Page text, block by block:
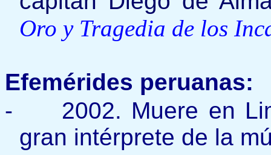
Oro y Tragedia de los
Efemérides peruanas:
-
2002. Muere en
gran intérprete de la